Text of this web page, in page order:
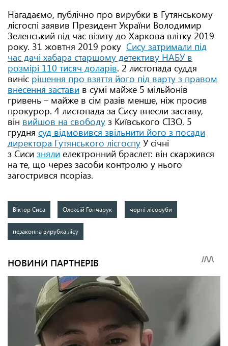
Нагадаємо, публічно про вирубки в Гутянському
лісгоспі заявив Президент України Володимир
Зеленський під час візиту до Харкова влітку 2019
року. 31 жовтня 2019 року Сису затримали під
час дачі хабара старшому детективу НАБУ в
розмірі 110 тисяч доларів. 2 листопада суддя
виніс рішення про взяття його під варту з правом
внесення застави в сумі майже 5 мільйонів
гривень – майже в сім разів менше, ніж просив
прокурор. 4 листопада за Сису внесли заставу,
він вийшов на свободу з Київського СІЗО. 5
грудня суд відмовився звільнити його з посади
директора Гутянського лісгоспу У січні
з Сиси зняли електронний браслет: він скаржився
на те, що через засоби контролю у нього
загострився псоріаз.
Віктор Сиса Олексій Гончарук чорні лісоруби
незаконна вирубка лісу